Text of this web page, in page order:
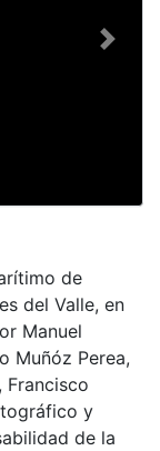
Next
de
del Valle, en
Manuel
Muñóz Perea,
y
de la